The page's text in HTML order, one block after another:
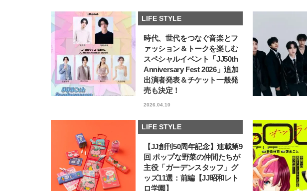
LIFE STYLE
時代、世代をつなぐ音楽とフ
ァッション＆トークを楽しむ
スペシャルイベント「JJ50th
Anniversary Fest 2026」追加
出演者発表＆チケット一般発
売も決定！
2026.04.10
LIFE STYLE
【JJ創刊50周年記念】連載第9
回 ポップな野菜の仲間たちが
主役「ガーデンスタッフ」グ
ッズ11選：前編【JJ昭和レト
ロ学園】